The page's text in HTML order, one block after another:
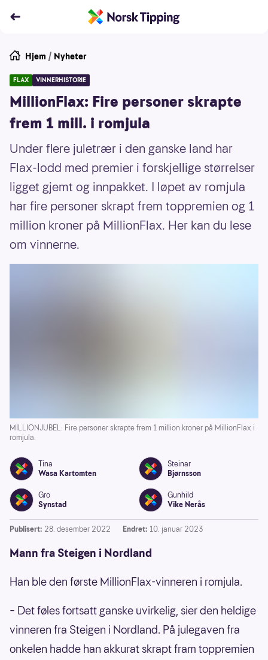
Hjem / Nyheter
FLAX VINNERHISTORIE
MillionFlax: Fire personer skrapte
frem 1 mill. i romjula
Under flere juletrær i den ganske land har
Flax-lodd med premier i forskjellige størrelser
ligget gjemt og innpakket. I løpet av romjula
har fire personer skrapt frem toppremien og 1
million kroner på MillionFlax. Her kan du lese
om vinnerne.
MILLIONJUBEL: Fire personer skrapte frem 1 million kroner på MillionFlax i
romjula.
Tina
Wasa Kartomten
Steinar
Bjørnsson
Gro
Synstad
Gunhild
Vike Nerås
Publisert: 28. desember 2022 Endret: 10. januar 2023
Mann fra Steigen i Nordland
Han ble den første MillionFlax-vinneren i romjula.
– Det føles fortsatt ganske uvirkelig, sier den heldige
vinneren fra Steigen i Nordland. På julegaven fra
onkelen hadde han akkurat skrapt fram toppremien